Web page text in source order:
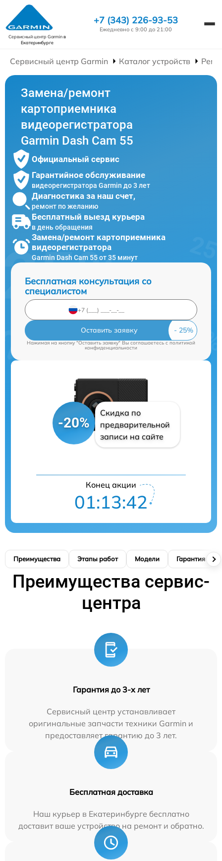
Сервисный центр Garminв
Екатеринбурге
+7 (343) 226-93-53
Ежедневно с 9:00 до 21:00
Сервисный центр Garmin Каталог устройств
Замена/ремонт
картоприемника
видеорегистратора
Garmin Dash Cam 55
Официальный сервис
Гарантийное обслуживание
видеорегистратора Garmin до 3 лет
Диагностика за наш счет,
ремонт по желанию
Бесплатный выезд курьера
в день обращения
Замена/ремонт картоприемника
видеорегистратора
Garmin Dash Cam 55 от 35 минут
Бесплатная консультация со
специалистом
Оставить заявку
Нажимая на кнопку "Оставить заявку" Вы соглашаетесь cполитикой
конфиденциальности
-20%
Скидка по
предварительной
записи на сайте
Конец акции
01:13:41
Преимущества Этапы работ Модели Гарантия
Преимущества сервис-
центра
Гарантия до 3-х лет
Сервисный центр устанавливает
оригинальные запчасти техники Garmin и
предоставляет гарантию до 3 лет.
Бесплатная доставка
Наш курьер в Екатеринбурге бесплатно
доставит ваше устройство на ремонт и обратно.